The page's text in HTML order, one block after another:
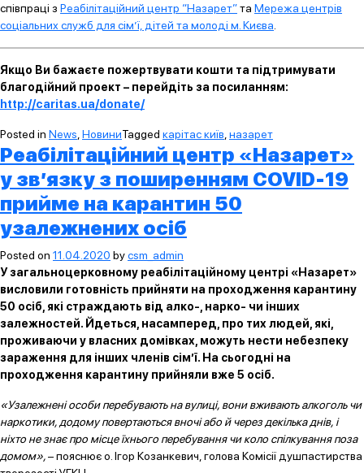
співпраці з Реабілітаційний центр “Назарет”та Мережа центрів
соціальних служб для сім’ї, дітей та молоді м. Києва
Якщо Ви бажаєте пожертвувати кошти та підтримувати
благодійний проект – перейдіть за посиланням:
http://caritas.ua/donate/
Posted in News НовиниTagged карітас київ назарет
Реабілітаційний центр «Назарет»
у зв’язку з поширенням COVID-19
прийме на карантин 50
узалежнених осіб
Posted on 11.04.2020 bycsm_admin
У загальноцерковному реабілітаційному центрі «Назарет»
висловили готовність прийняти на проходження карантину
50 осіб, які страждають від алко-, нарко- чи інших
залежностей. Йдеться, насамперед, про тих людей, які,
проживаючи у власних домівках, можуть нести небезпеку
зараження для інших членів сім’ї. На сьогодні на
проходження карантину прийняли вже 5 осіб.
«Узалежнені особи перебувають на вулиці, вони вживають алкоголь чи
наркотики, додому повертаються вночі або й через декілька днів, і
ніхто не знає про місце їхнього перебування чи коло спілкування поза
домом»,– пояснює о. Ігор Козанкевич, голова Комісії душпастирства